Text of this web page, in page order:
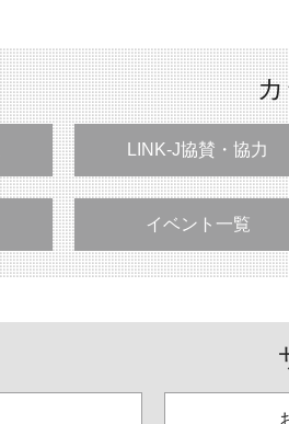
LINK-J協賛・協力
イベント一覧